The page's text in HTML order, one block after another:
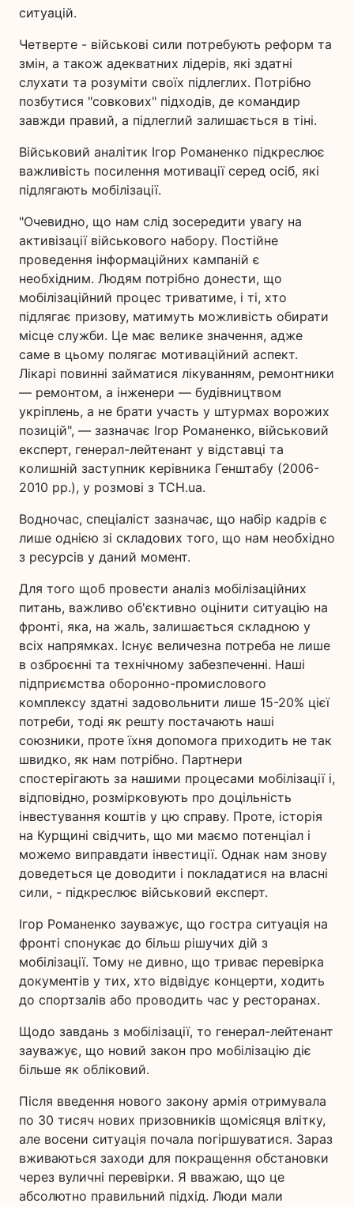
ситуацій.
Четверте - військові сили потребують реформ та
змін, а також адекватних лідерів, які здатні
слухати та розуміти своїх підлеглих. Потрібно
позбутися "совкових" підходів, де командир
завжди правий, а підлеглий залишається в тіні.
Військовий аналітик Ігор Романенко підкреслює
важливість посилення мотивації серед осіб, які
підлягають мобілізації.
"Очевидно, що нам слід зосередити увагу на
активізації військового набору. Постійне
проведення інформаційних кампаній є
необхідним. Людям потрібно донести, що
мобілізаційний процес триватиме, і ті, хто
підлягає призову, матимуть можливість обирати
місце служби. Це має велике значення, адже
саме в цьому полягає мотиваційний аспект.
Лікарі повинні займатися лікуванням, ремонтники
— ремонтом, а інженери — будівництвом
укріплень, а не брати участь у штурмах ворожих
позицій", — зазначає Ігор Романенко, військовий
експерт, генерал-лейтенант у відставці та
колишній заступник керівника Генштабу (2006-
2010 рр.), у розмові з ТСН.ua.
Водночас, спеціаліст зазначає, що набір кадрів є
лише однією зі складових того, що нам необхідно
з ресурсів у даний момент.
Для того щоб провести аналіз мобілізаційних
питань, важливо об'єктивно оцінити ситуацію на
фронті, яка, на жаль, залишається складною у
всіх напрямках. Існує величезна потреба не лише
в озброєнні та технічному забезпеченні. Наші
підприємства оборонно-промислового
комплексу здатні задовольнити лише 15-20% цієї
потреби, тоді як решту постачають наші
союзники, проте їхня допомога приходить не так
швидко, як нам потрібно. Партнери
спостерігають за нашими процесами мобілізації і,
відповідно, розмірковують про доцільність
інвестування коштів у цю справу. Проте, історія
на Курщині свідчить, що ми маємо потенціал і
можемо виправдати інвестиції. Однак нам знову
доведеться це доводити і покладатися на власні
сили, - підкреслює військовий експерт.
Ігор Романенко зауважує, що гостра ситуація на
фронті спонукає до більш рішучих дій з
мобілізації. Тому не дивно, що триває перевірка
документів у тих, хто відвідує концерти, ходить
до спортзалів або проводить час у ресторанах.
Щодо завдань з мобілізації, то генерал-лейтенант
зауважує, що новий закон про мобілізацію діє
більше як обліковий.
Після введення нового закону армія отримувала
по 30 тисяч нових призовників щомісяця влітку,
але восени ситуація почала погіршуватися. Зараз
вживаються заходи для покращення обстановки
через вуличні перевірки. Я вважаю, що це
абсолютно правильний підхід. Люди мали